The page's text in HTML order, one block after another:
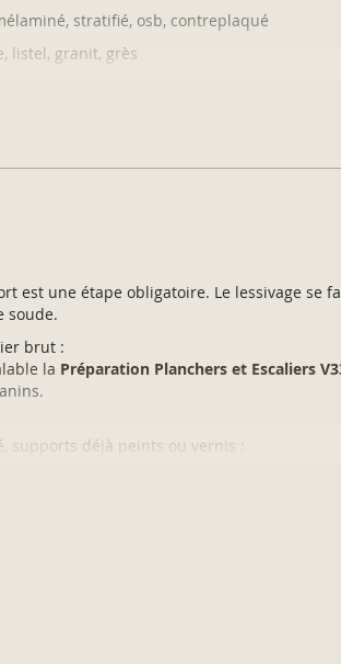
stratifié, osb, contreplaqué
listel, granit, grès
est une étape obligatoire. Le lessivage se
soude.
brut :
la Préparation Planchers et Escaliers
supports déjà peints ou vernis :
et dépoussiérez.